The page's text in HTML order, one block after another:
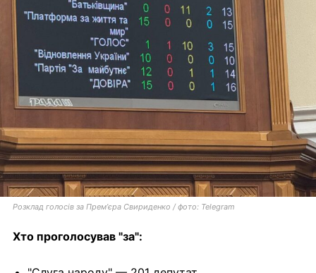
Розклад голосів за Премʼєра Свириденко / фото: Telegram
Хто проголосував "за":